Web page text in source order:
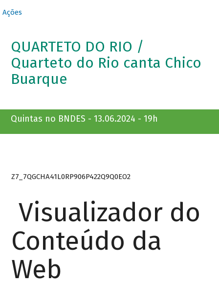
Ações
QUARTETO DO RIO /
Quarteto do Rio canta Chico
Buarque
Quintas no BNDES - 13.06.2024 - 19h
Z7_7QGCHA41L0RP906P422Q9Q0EO2
Visualizador do
Conteúdo da
Web